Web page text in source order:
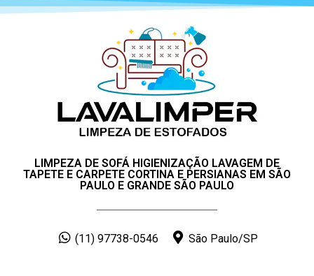
LIMPEZA DE SOFÁ HIGIENIZAÇÃO LAVAGEM DE
TAPETE E CARPETE CORTINA E PERSIANAS EM SÃO
PAULO E GRANDE SÃO PAULO
(11) 97738-0546 São Paulo/SP